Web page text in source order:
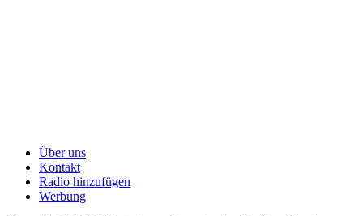
Über uns
Kontakt
Radio hinzufügen
Werbung